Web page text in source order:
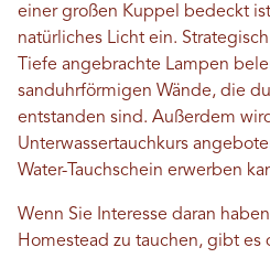
einer großen Kuppel bedeckt
natürliches Licht ein.
Tiefe angebrachte Lampen
sanduhrförmigen Wände, die
entstanden sind. Außerdem
Unterwassertauchkurs
Water-Tauchschein erwerben
Wenn Sie Interesse daran
Homestead zu tauchen, gibt es